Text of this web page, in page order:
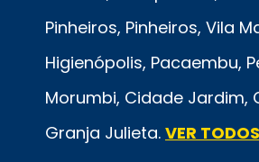
Pinheiros, Pinheiros, Vila
Higienópolis, Pacaembu,
Morumbi, Cidade Jardim,
Granja Julieta. VER TODOS